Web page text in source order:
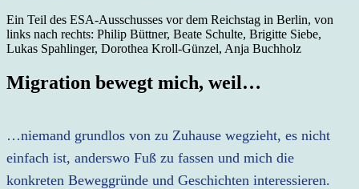
Ein Teil des ESA-Ausschusses vor dem Reichstag in Berlin, von
links nach rechts: Philip Büttner, Beate Schulte, Brigitte Siebe,
Lukas Spahlinger, Dorothea Kroll-Günzel, Anja Buchholz
Migration bewegt mich, weil…
…niemand grundlos von zu Zuhause wegzieht, es nicht
einfach ist, anderswo Fuß zu fassen und mich die
konkreten Beweggründe und Geschichten interessieren.